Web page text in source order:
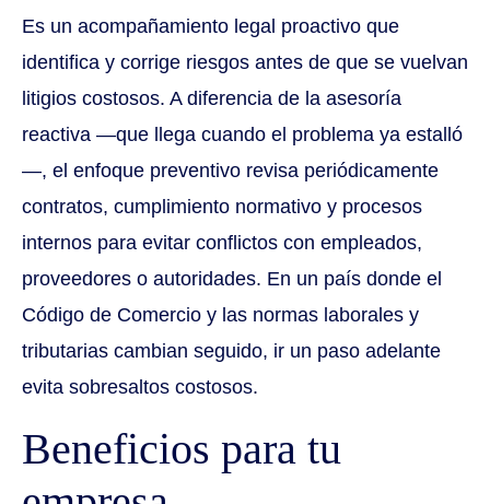
Es un acompañamiento legal proactivo que
identifica y corrige riesgos antes de que se vuelvan
litigios costosos. A diferencia de la asesoría
reactiva —que llega cuando el problema ya estalló
—, el enfoque preventivo revisa periódicamente
contratos, cumplimiento normativo y procesos
internos para evitar conflictos con empleados,
proveedores o autoridades. En un país donde el
Código de Comercio y las normas laborales y
tributarias cambian seguido, ir un paso adelante
evita sobresaltos costosos.
Beneficios para tu